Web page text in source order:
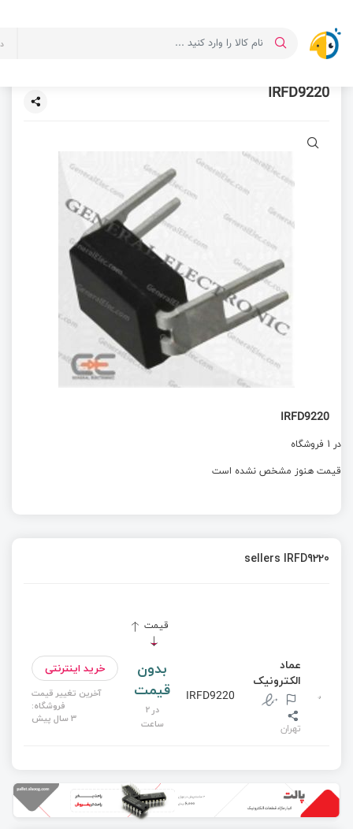
IRFD9220
IRFD9220
در 1 فروشگاه
قیمت هنوز مشخص نشده است
sellers IRFD9220
قیمت
عماد
الکترونیک
تهران
IRFD9220
بدون
قیمت
در 2
ساعت
خرید اینترنتی
آخرین تغییر قیمت
فروشگاه:
3 سال پیش